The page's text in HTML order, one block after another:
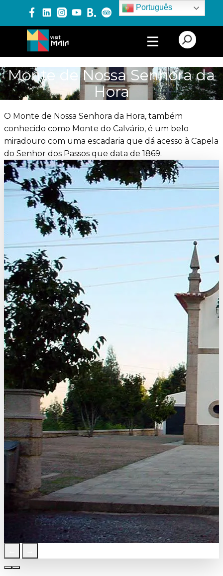
Português
PRODUTOS E SERVIÇOS
EXPERIÊNCIAS
EVENTOS
BLOG
Monte de Nossa Senhora da
Hora
O Monte de Nossa Senhora da Hora, também
conhecido como Monte do Calvário, é um belo
miradouro com uma escadaria que dá acesso à Capela
do Senhor dos Passos que data de 1869.